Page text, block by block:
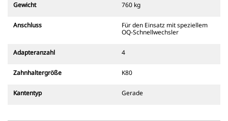
Kupplung abgegeben werden,
Anbaugeräte und dafür, dass sie
immer im Sichtfeld des Fahrers
Cat-Schnellwechsler mit
311-352-Kettenbaggern und allen
für verschiedene Löffelbreiten
Gewicht 760 kg
Anschluss
Für den Einsatz mit speziellem
OQ-Schnellwechsler
Adapteranzahl 4
Zahnhaltergröße K80
Kantentyp Gerade